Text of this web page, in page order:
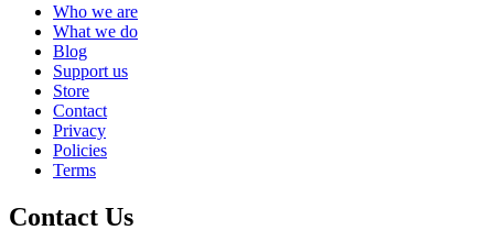
Who we are
What we do
Blog
Support us
Store
Contact
Privacy
Policies
Terms
Contact Us